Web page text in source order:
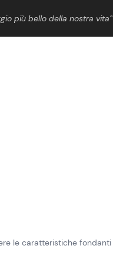
più bello della nostra vita”
le caratteristiche fondanti